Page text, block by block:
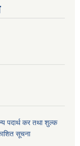
पदार्थ कर तथा शुल्क
सूचना